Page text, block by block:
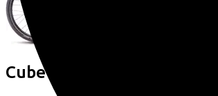
Cube SUPREME HYBRID